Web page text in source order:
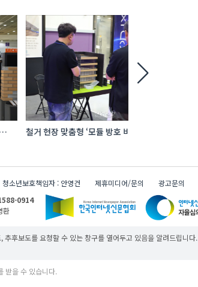
맞춤형 ‘모듈 방호 비계’ 등장
청소년보호책임자 : 안영건 제휴미디어/문의 광고문의
0914
환
후보도를 요청할 수 있는 창구를 열어두고 있음을 알려드립니다.
받을 수 있습니다.